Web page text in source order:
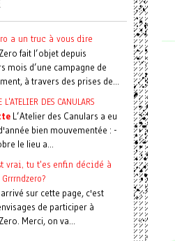
a un truc à vous dire
fait l’objet depuis
mois d’une campagne de
à travers des prises de...
L'ATELIER DES CANULARS
L’Atelier des Canulars a eu
bien mouvementée : -
le lieu a...
vrai, tu t'es enfin décidé à
sur cette page, c'est
de participer à
Merci, on va...